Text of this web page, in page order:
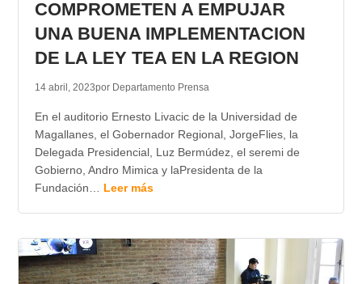
COMPROMETEN A EMPUJAR
UNA BUENA IMPLEMENTACION
DE LA LEY TEA EN LA REGION
14 abril, 2023por Departamento Prensa
En el auditorio Ernesto Livacic de la Universidad de
Magallanes, el Gobernador Regional, JorgeFlies, la
Delegada Presidencial, Luz Bermúdez, el seremi de
Gobierno, Andro Mimica y laPresidenta de la
Fundación… Leer más